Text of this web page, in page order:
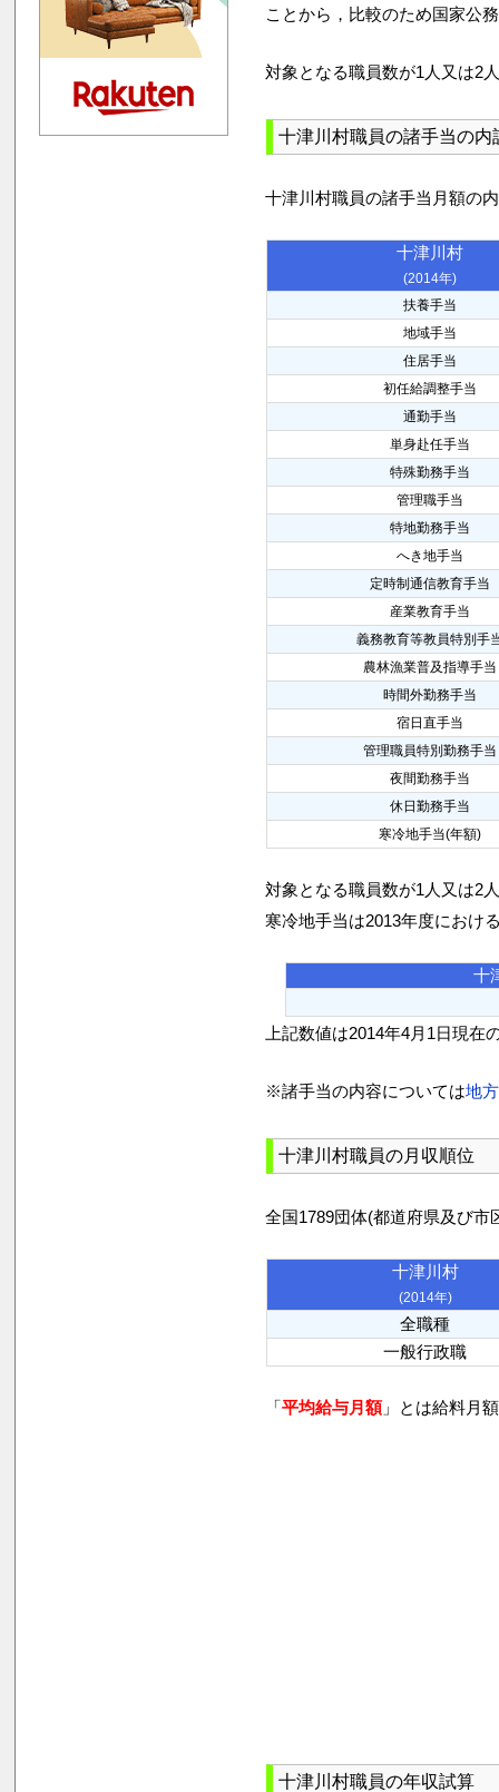
ことから，比較のため国家公
対象となる職員数が1人又は2
十津川村職員の諸手当の内
十津川村職員の諸手当月額の
十津川村
(2014年)
扶養手当
地域手当
住居手当
初任給調整手当
通勤手当
単身赴任手当
特殊勤務手当
管理職手当
特地勤務手当
へき地手当
定時制通信教育手当
産業教育手当
義務教育等教員特別手
農林漁業普及指導手当
時間外勤務手当
宿日直手当
管理職員特別勤務手当
夜間勤務手当
休日勤務手当
寒冷地手当(年額)
対象となる職員数が1人又は2
寒冷地手当は2013年度におけ
十
上記数値は2014年4月1日現在
※諸手当の内容については地
十津川村職員の月収順位
全国1789団体(都道府県及び
十津川村
(2014年)
全職種
一般行政職
「平均給与月額」とは給料月
十津川村職員の年収試算